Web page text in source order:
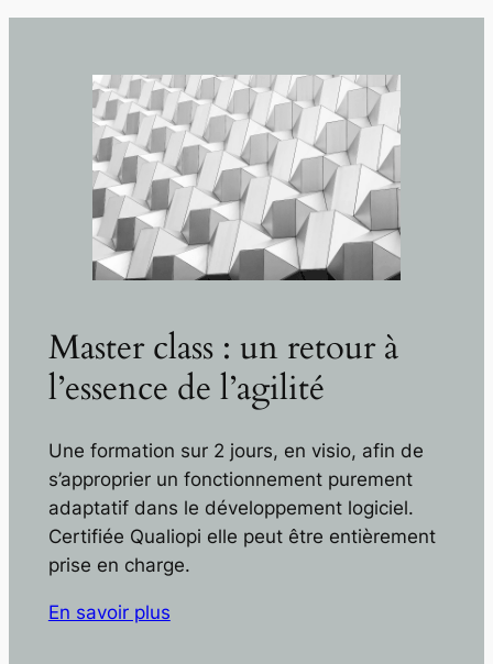
Master class : un retour à
l’essence de l’agilité
Une formation sur 2 jours, en visio, afin de
s’approprier un fonctionnement purement
adaptatif dans le développement logiciel.
Certifiée Qualiopi elle peut être entièrement
prise en charge.
En savoir plus